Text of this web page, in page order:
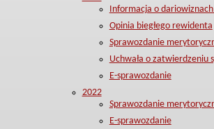
Informacja o
Opinia biegłego rewidenta
Sprawozdanie
Uchwała o zatwierdzeniu
E-sprawozdanie
2022
Sprawozdanie
E-sprawozdanie